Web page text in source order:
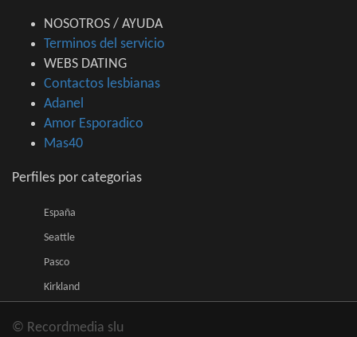
NOSOTROS / AYUDA
Terminos del servicio
WEBS DATING
Contactos lesbianas
Adanel
Amor Esporadico
Mas40
Perfiles por categorias
España
Seattle
Pasco
Kirkland
© Recordmedia slu